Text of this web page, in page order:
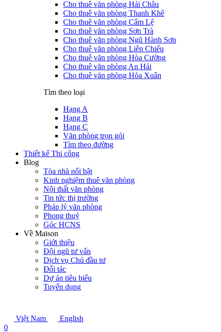
Cho thuê văn phòng Hải Châu
Cho thuê văn phòng Thanh Khê
Cho thuê văn phòng Cẩm Lệ
Cho thuê văn phòng Sơn Trà
Cho thuê văn phòng Ngũ Hành Sơn
Cho thuê văn phòng Liên Chiểu
Cho thuê văn phòng Hòa Cường
Cho thuê văn phòng An Hải
Cho thuê văn phòng Hòa Xuân
Tìm theo loại
Hạng A
Hạng B
Hạng C
Văn phòng trọn gói
Tìm theo đường
Thiết kế Thi công
Blog
Tòa nhà nổi bật
Kinh nghiệm thuê văn phòng
Nội thất văn phòng
Tin tức thị trường
Pháp lý văn phòng
Phong thuỷ
Góc HCNS
Về Maison
Giới thiệu
Đội ngũ tư vấn
Dịch vụ Chủ đầu tư
Đối tác
Dự án tiêu biểu
Tuyển dụng
Việt Nam
English
0